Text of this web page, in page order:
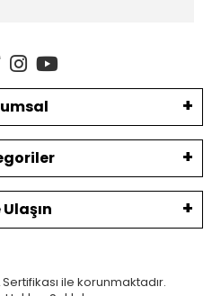
ile korunmaktadır.